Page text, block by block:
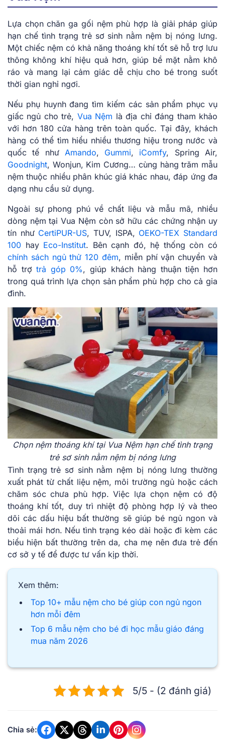
Lựa chọn chăn ga gối nệm phù hợp là giải pháp giúp
hạn chế tình trạng trẻ sơ sinh nằm nệm bị nóng lưng.
Một chiếc nệm có khả năng thoáng khí tốt sẽ hỗ trợ lưu
thông không khí hiệu quả hơn, giúp bề mặt nằm khô
ráo và mang lại cảm giác dễ chịu cho bé trong suốt
thời gian nghỉ ngơi.
Nếu phụ huynh đang tìm kiếm các sản phẩm phục vụ
giấc ngủ cho trẻ, Vua Nệm là địa chỉ đáng tham khảo
với hơn 180 cửa hàng trên toàn quốc. Tại đây, khách
hàng có thể tìm hiểu nhiều thương hiệu trong nước và
quốc tế như Amando, Gummi, iComfy, Spring Air,
Goodnight, Wonjun, Kim Cương… cùng hàng trăm mẫu
nệm thuộc nhiều phân khúc giá khác nhau, đáp ứng đa
dạng nhu cầu sử dụng.
Ngoài sự phong phú về chất liệu và mẫu mã, nhiều
dòng nệm tại Vua Nệm còn sở hữu các chứng nhận uy
tín như CertiPUR-US, TUV, ISPA, OEKO-TEX Standard
100 hay Eco-Institut. Bên cạnh đó, hệ thống còn có
chính sách ngủ thử 120 đêm, miễn phí vận chuyển và
hỗ trợtrả góp 0%, giúp khách hàng thuận tiện hơn
trong quá trình lựa chọn sản phẩm phù hợp cho cả gia
đình.
Chọn nệm thoáng khí tại Vua Nệm hạn chế tình trạng
trẻ sơ sinh nằm nệm bị nóng lưng
Tình trạng trẻ sơ sinh nằm nệm bị nóng lưng thường
xuất phát từ chất liệu nệm, môi trường ngủ hoặc cách
chăm sóc chưa phù hợp. Việc lựa chọn nệm có độ
thoáng khí tốt, duy trì nhiệt độ phòng hợp lý và theo
dõi các dấu hiệu bất thường sẽ giúp bé ngủ ngon và
thoải mái hơn. Nếu tình trạng kéo dài hoặc đi kèm các
biểu hiện bất thường trên da, cha mẹ nên đưa trẻ đến
cơ sở y tế để được tư vấn kịp thời.
Xem thêm:
Top 10+ mẫu nệm cho bé giúp con ngủ ngon
hơn mỗi đêm
Top 6 mẫu nệm cho bé đi học mẫu giáo đáng
mua năm 2026
5/5 - (2 đánh giá)
Chia sẻ: